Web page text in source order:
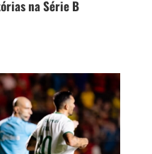
na Série B